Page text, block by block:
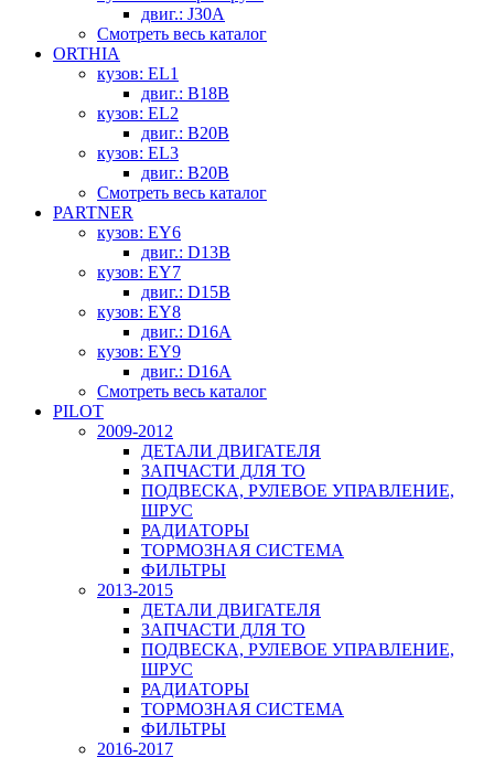
двиг.: J30A
Смотреть весь каталог
ORTHIA
кузов: EL1
двиг.: B18B
кузов: EL2
двиг.: B20B
кузов: EL3
двиг.: B20B
Смотреть весь каталог
PARTNER
кузов: EY6
двиг.: D13B
кузов: EY7
двиг.: D15B
кузов: EY8
двиг.: D16A
кузов: EY9
двиг.: D16A
Смотреть весь каталог
PILOT
2009-2012
ДЕТАЛИ ДВИГАТЕЛЯ
ЗАПЧАСТИ ДЛЯ ТО
ПОДВЕСКА, РУЛЕВОЕ УПРАВЛЕНИЕ,
ШРУС
РАДИАТОРЫ
ТОРМОЗНАЯ СИСТЕМА
ФИЛЬТРЫ
2013-2015
ДЕТАЛИ ДВИГАТЕЛЯ
ЗАПЧАСТИ ДЛЯ ТО
ПОДВЕСКА, РУЛЕВОЕ УПРАВЛЕНИЕ,
ШРУС
РАДИАТОРЫ
ТОРМОЗНАЯ СИСТЕМА
ФИЛЬТРЫ
2016-2017